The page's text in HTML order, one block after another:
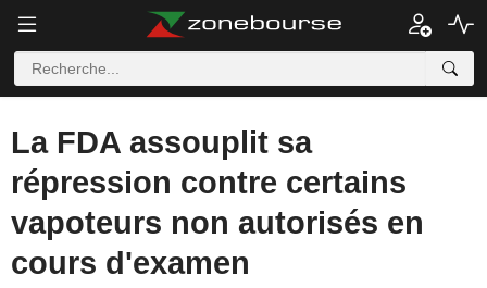
La FDA assouplit sa
répression contre certains
vapoteurs non autorisés en
cours d'examen